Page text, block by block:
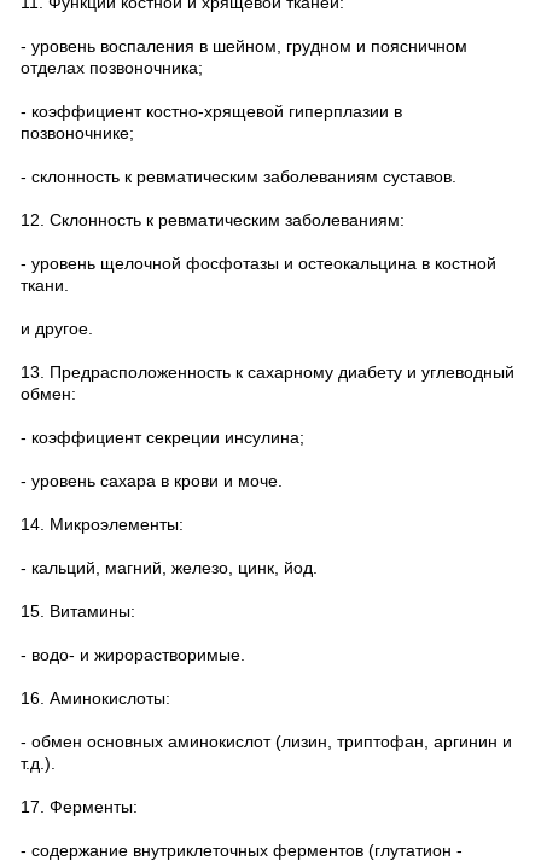
- уровень воспаления в шейном, грудном и поясничном
отделах позвоночника;
- коэффициент костно-хрящевой гиперплазии в
позвоночнике;
- склонность к ревматическим заболеваниям суставов.
12. Склонность к ревматическим заболеваниям:
- уровень щелочной фосфотазы и остеокальцина в костной
ткани.
и другое.
13. Предрасположенность к сахарному диабету и углеводный
обмен:
- коэффициент секреции инсулина;
- уровень сахара в крови и моче.
14. Микроэлементы:
- кальций, магний, железо, цинк, йод.
15. Витамины:
- водо- и жирорастворимые.
16. Аминокислоты:
- обмен основных аминокислот (лизин, триптофан, аргинин и
т.д.).
17. Ферменты:
- содержание внутриклеточных ферментов (глутатион -